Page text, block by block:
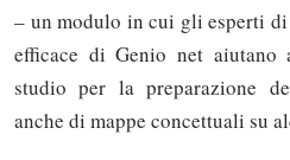
– un modulo in cui gli esperti
efficace di Genio net
studio per la preparazione
anche di mappe concettuali su